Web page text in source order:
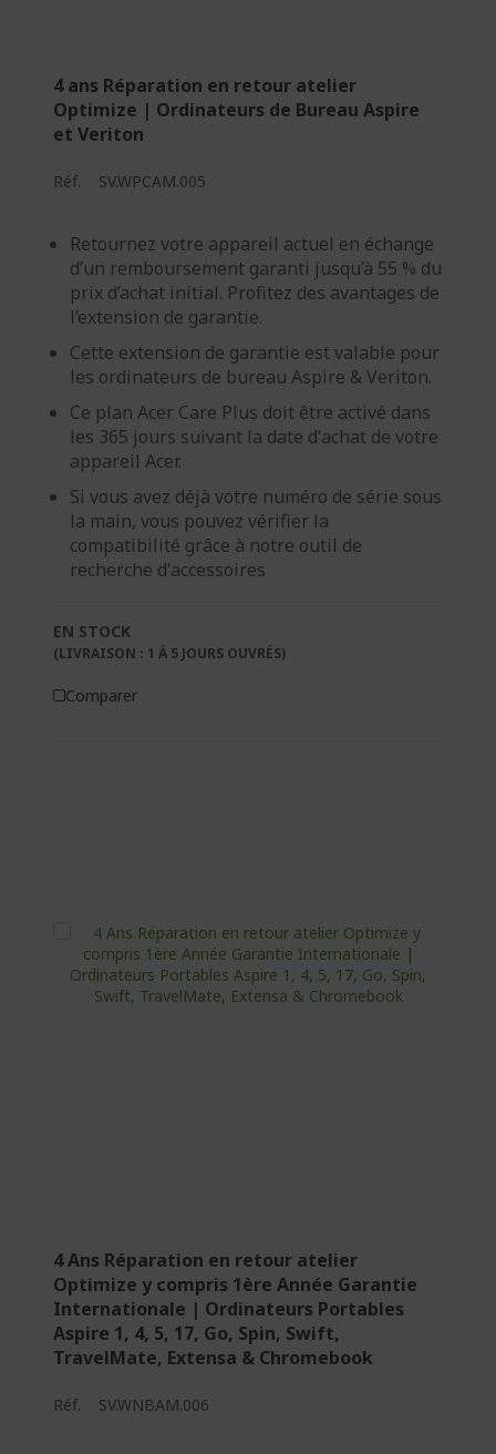
4 ans Réparation en retour atelier
Optimize | Ordinateurs de Bureau Aspire
et Veriton
Réf. SV.WPCAM.005
Retournez votre appareil actuel en échange
d’un remboursement garanti jusqu’à 55 % du
prix d’achat initial. Profitez des avantages de
l’extension de garantie.
Cette extension de garantie est valable pour
les ordinateurs de bureau Aspire & Veriton.
Ce plan Acer Care Plus doit être activé dans
les 365 jours suivant la date d'achat de votre
appareil Acer.
Si vous avez déjà votre numéro de série sous
la main, vous pouvez vérifier la
compatibilité grâce à notre outil de
recherche d'accessoires
EN STOCK
(LIVRAISON : 1 À 5 JOURS OUVRÉS)
Comparer
4 Ans Réparation en retour atelier
Optimize y compris 1ère Année Garantie
Internationale | Ordinateurs Portables
Aspire 1, 4, 5, 17, Go, Spin, Swift,
TravelMate, Extensa & Chromebook
Réf. SV.WNBAM.006